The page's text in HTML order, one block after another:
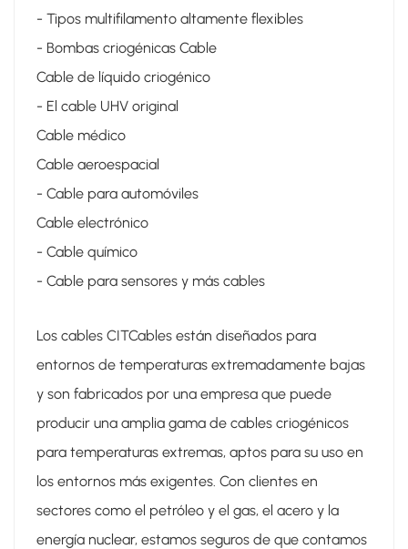
- Tipos multifilamento altamente flexibles
- Bombas criogénicas Cable
Cable de líquido criogénico
- El cable UHV original
Cable médico
Cable aeroespacial
- Cable para automóviles
Cable electrónico
- Cable químico
- Cable para sensores y más cables
Los cables CITCables están diseñados para
entornos de temperaturas extremadamente bajas
y son fabricados por una empresa que puede
producir una amplia gama de cables criogénicos
para temperaturas extremas, aptos para su uso en
los entornos más exigentes. Con clientes en
sectores como el petróleo y el gas, el acero y la
energía nuclear, estamos seguros de que contamos